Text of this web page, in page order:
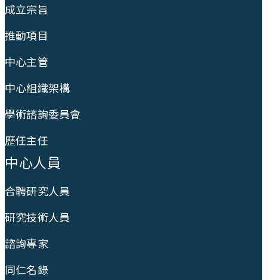
成立宗旨
推動項目
中心主管
中心組織架構
學術諮詢委員會
歷任主任
中心人員
合聘研究人員
研究技術人員
諮詢專家
同仁名錄